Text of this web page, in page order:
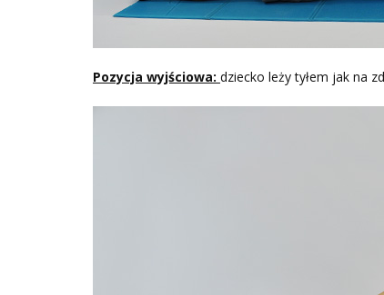
Pozycja wyjściowa: dziecko leży tyłem jak na